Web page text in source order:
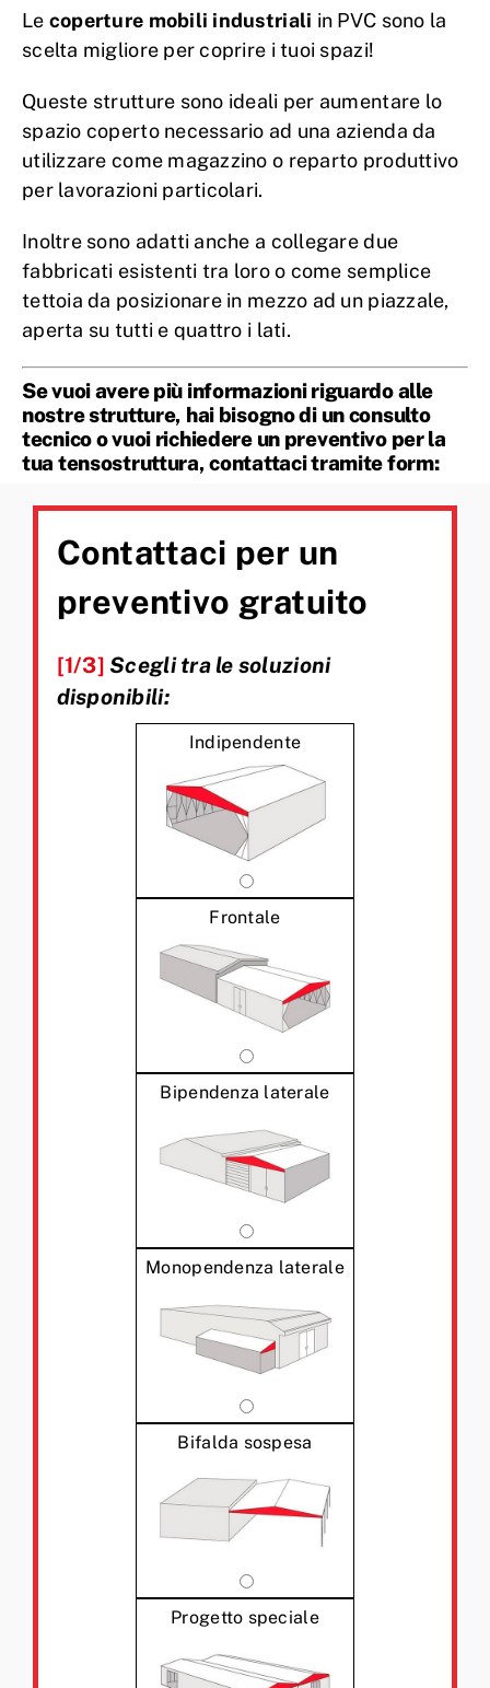
Le coperture mobili industriali in PVC sono la
scelta migliore per coprire i tuoi spazi!
Queste strutture sono ideali per aumentare lo
spazio coperto necessario ad una azienda da
utilizzare come magazzino o reparto produttivo
per lavorazioni particolari.
Inoltre sono adatti anche a collegare due
fabbricati esistenti tra loro o come semplice
tettoia da posizionare in mezzo ad un piazzale,
aperta su tutti e quattro i lati.
Se vuoi avere più informazioni riguardo alle
nostre strutture, hai bisogno di un consulto
tecnico o vuoi richiedere un preventivo per la
tua tensostruttura, contattaci tramite form:
Contattaci per un
preventivo gratuito
[1/3] Scegli tra le soluzioni
disponibili:
Indipendente
Frontale
Bipendenza laterale
Monopendenza laterale
Bifalda sospesa
Progetto speciale